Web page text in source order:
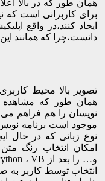
همان طور که در بالا
برای کاربرانی است که
ایجاد کنند،در واقع
تصویر بالا محیط
همان طور که مشاهده
نویسان را هم فراهم می
موجود است برنامه
نوع زبانی که در حال
امکان انتخاب رنگ
انتخاب توسط کاربر به